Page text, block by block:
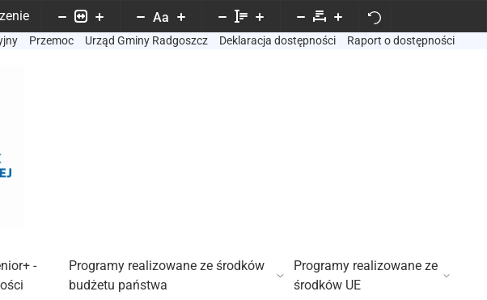
Aa
Przemoc Urząd Gminy Radgoszcz Deklaracja dostępności Raport o dostępności
-
Programy realizowane ze środków
budżetu państwa
Programy realizowane ze
środków UE